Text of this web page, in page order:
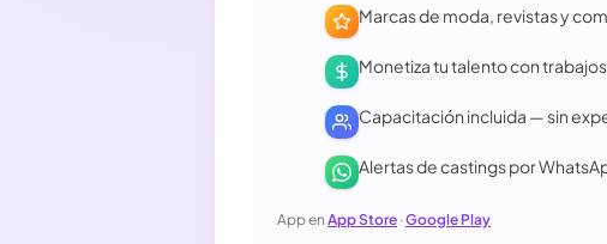
Marcas de moda, revistas y
Monetiza tu talento con
Capacitación incluida — sin
Alertas de castings por
App en App Store ·Google Play